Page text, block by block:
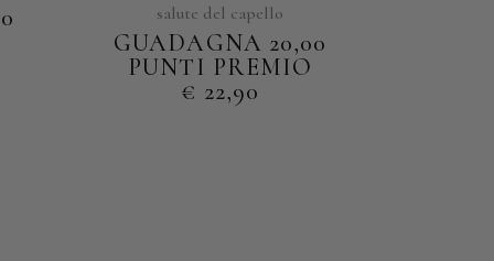
salute del capello
GUADAGNA 20,00
PUNTI PREMIO
€ 22,90